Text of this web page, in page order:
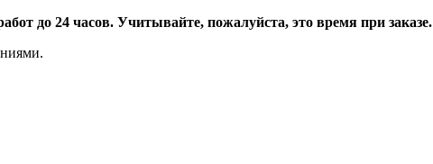
до 24 часов. Учитывайте, пожалуйста, это время при заказе.